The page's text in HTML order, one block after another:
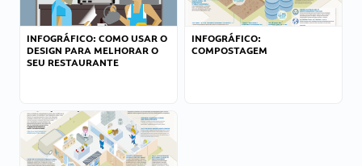
INFOGRÁFICO: COMO USAR O
DESIGN PARA MELHORAR O
SEU RESTAURANTE
INFOGRÁFICO:
COMPOSTAGEM